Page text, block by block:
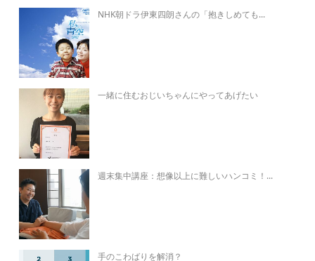
NHK朝ドラ伊東四朗さんの「抱きしめても...
一緒に住むおじいちゃんにやってあげたい
週末集中講座：想像以上に難しいハンコミ！...
手のこわばりを解消？